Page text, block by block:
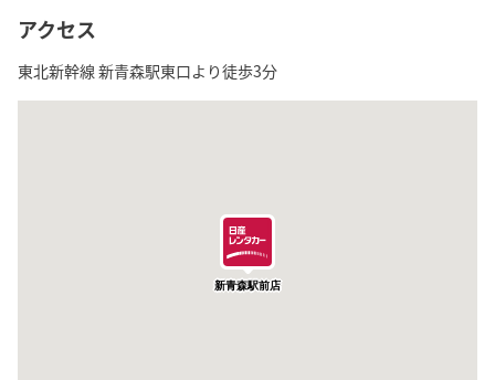
アクセス
東北新幹線 新青森駅東口より徒歩3分
新青森駅前店